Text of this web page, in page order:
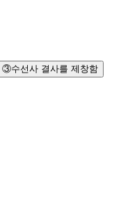
③수선사 결사를 제창함